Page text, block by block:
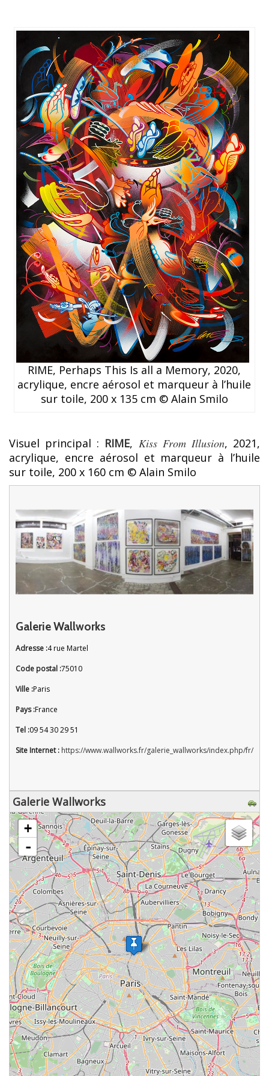
RIME, Perhaps This Is all a Memory, 2020,
acrylique, encre aérosol et marqueur à l’huile
sur toile, 200 x 135 cm © Alain Smilo
Visuel principal : RIME, Kiss From Illusion, 2021,
acrylique, encre aérosol et marqueur à l’huile
sur toile, 200 x 160 cm © Alain Smilo
Galerie Wallworks
Adresse :4 rue Martel
Code postal :75010
Ville :Paris
Pays :France
Tel :09 54 30 29 51
Site Internet : https://www.wallworks.fr/galerie_wallworks/index.php/fr/
Galerie Wallworks
chargement de la carte - veuillez patienter...
+
-